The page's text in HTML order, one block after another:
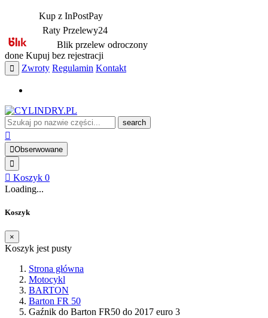
Kup z InPostPay
Raty Przelewy24
Blik przelew odroczony
done Kupuj bez rejestracji
Zwroty Regulamin Kontakt
search
Obserwowane
Koszyk 0
Loading...
Koszyk
×
Koszyk jest pusty
Strona główna
Motocykl
BARTON
Barton FR 50
Gaźnik do Barton FR50 do 2017 euro 3